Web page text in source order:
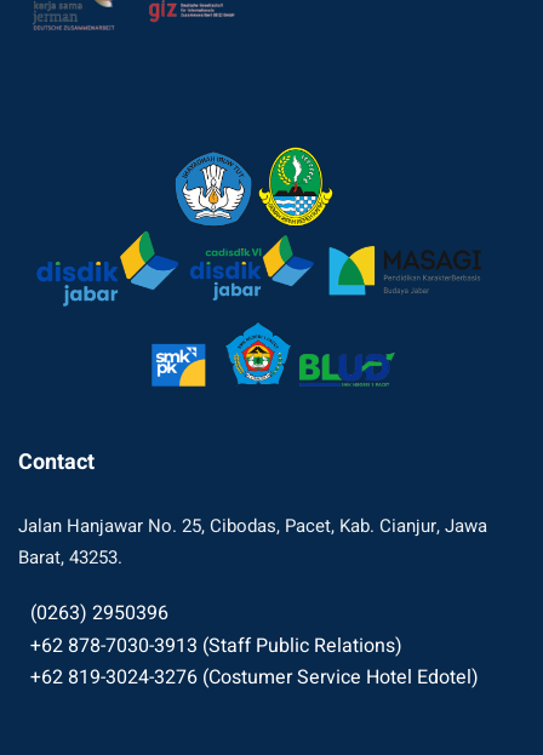
Contact
Jalan Hanjawar No. 25, Cibodas, Pacet, Kab. Cianjur, Jawa
Barat, 43253.
(0263) 2950396
+62 878-7030-3913 (Staff Public Relations)
+62 819-3024-3276 (Costumer Service Hotel Edotel)